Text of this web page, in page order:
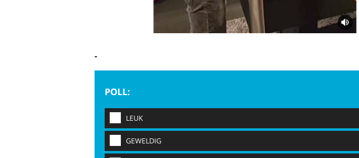
-
POLL:
LEUK
GEWELDIG